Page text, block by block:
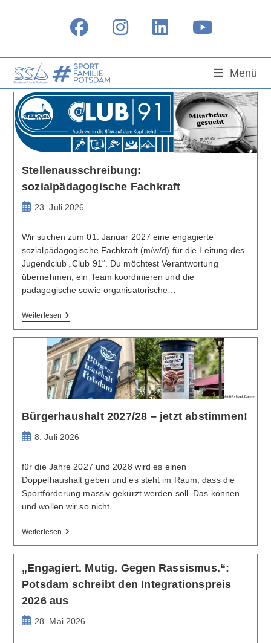
Menü
Stellenausschreibung:
sozialpädagogische Fachkraft
Beitrag23. Juli 2026
Wir suchen zum 01. Januar 2027 eine engagierte
sozialpädagogische Fachkraft (m/w/d) für die Leitung des
Jugendclub „Club 91“. Du möchtest Verantwortung
übernehmen, ein Team koordinieren und die
pädagogische sowie organisatorische…
Weiterlesen Stellenausschreibung:
Fachkraft
Bürgerhaushalt 2027/28 – jetzt abstimmen!
Beitrag8. Juli 2026
für die Jahre 2027 und 2028 wird es einen
Doppelhaushalt geben und es steht im Raum, dass die
Sportförderung massiv gekürzt werden soll. Das können
und wollen wir so nicht…
Weiterlesen Bürgerhaushalt
Abstimmen!
„Engagiert. Mutig. Gegen Rassismus.“:
Potsdam schreibt den Integrationspreis
2026 aus
Beitrag28. Mai 2026